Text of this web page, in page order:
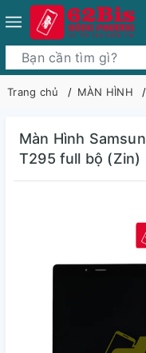
Trang chủ MÀN HÌNH
Màn Hình
T295 full bộ (Zin)